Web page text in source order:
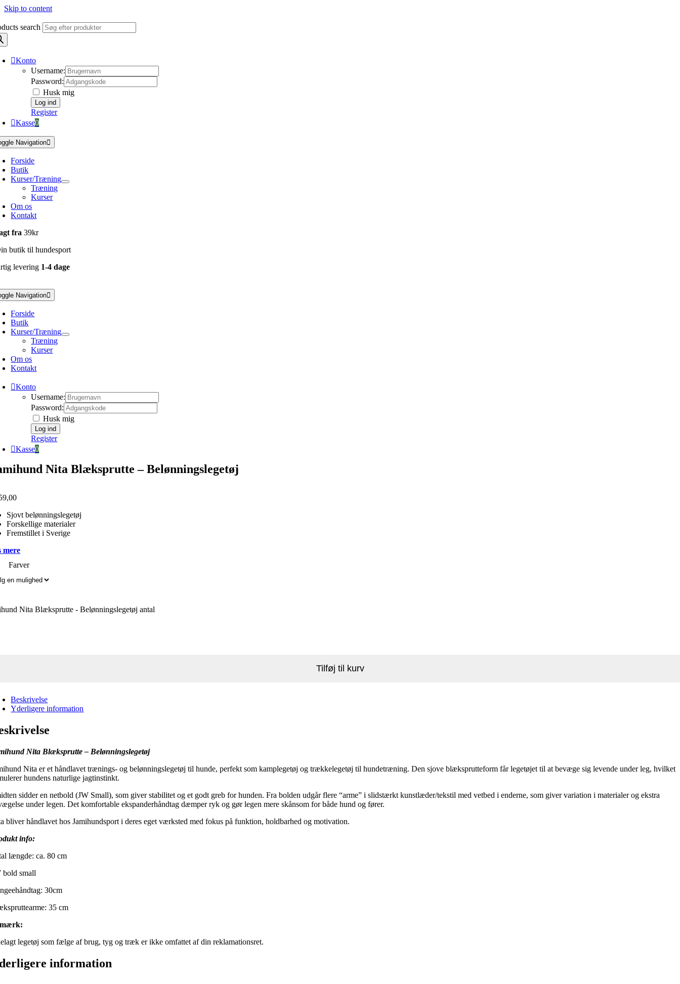
Skip to content
search
Konto
Username:
Password:
Husk mig
Register
Kasse0
Navigation
Forside
Butik
Kurser/Træning
Træning
Kurser
Om os
Kontakt
fra39kr
butik til hundesport
levering 1-4 dage
Navigation
Forside
Butik
Kurser/Træning
Træning
Kurser
Om os
Kontakt
Konto
Username:
Password:
Husk mig
Register
Kasse0
Nita Blæksprutte – Belønningslegetøj
Sjovt belønningslegetøj
Forskellige materialer
Fremstillet i Sverige
mere
Farver
Nita Blæksprutte - Belønningslegetøj antal
Tilføj til kurv
Beskrivelse
Yderligere information
Nita Blæksprutte – Belønningslegetøj
Nita er et håndlavet trænings- og belønningslegetøj til hunde, perfekt som kamplegetøj og trækkelegetøj til hundetræning. Den sjove blæksprutteform får legetøjet til at bevæge sig levende under leg, hvilket
hundens naturlige jagtinstinkt.
sidder en netbold (JW Small), som giver stabilitet og et godt greb for hunden. Fra bolden udgår flere “arme” i slidstærkt kunstlæder/tekstil med vetbed i enderne, som giver variation i materialer og ekstra
under legen. Det komfortable ekspanderhåndtag dæmper ryk og gør legen mere skånsom for både hund og fører.
bliver håndlavet hos Jamihundsport i deres eget værksted med fokus på funktion, holdbarhed og motivation.
info:
længde: ca. 80 cm
bold small
30cm
35 cm
legetøj som fælge af brug, tyg og træk er ikke omfattet af din reklamationsret.
information